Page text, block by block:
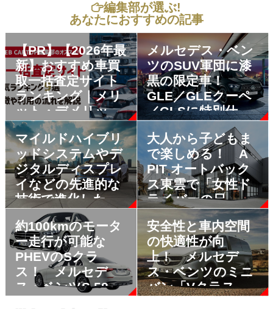
編集部が選ぶ!
あなたにおすすめの記事
【PR】【2026年最
新】おすすめ車買
取一括査定サイト
ランキング｜メリ
ット・デメリット
も解説
メルセデス・ベン
ツのSUV軍団に漆
黒の限定車！
GLE／GLEクーペ
／GLSに特別仕様
車「Edition Black
Stars」が登場
マイルドハイブリ
ッドシステムやデ
ジタルディスプレ
イなどの先進的な
技術で進化したベ
ストセラー
SUV！ メルセデ
ス・ベンツ新型
GLCが初のフルモ
デルチェンジを実
施
大人から子どもま
で楽しめる！ A
PIT オートバック
ス東雲で「女性ド
ライバーの日」に
ちなんだイベント
が開催
約100kmのモータ
ー走行が可能な
PHEVのSクラ
ス！ メルセデ
ス・ベンツS 580 e
安全性と車内空間
の快適性が向
上！ メルセデ
ス・ベンツのミニ
バン「Vクラス」